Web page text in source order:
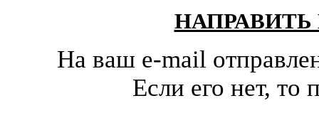
На ваш e-mail
Если его нет,